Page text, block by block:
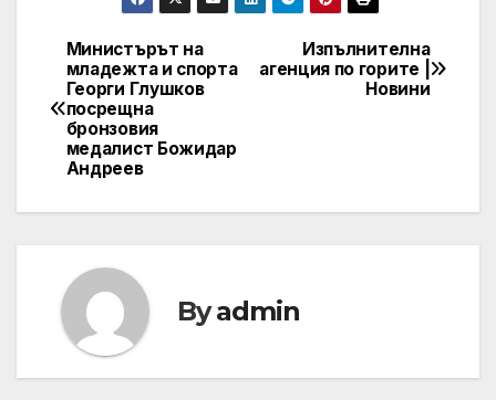
Post
navigation
Изпълнителна
агенция по горите |
Новини
Министърът на
младежта и спорта
Георги Глушков
посрещна
бронзовия
медалист Божидар
Андреев
Byadmin